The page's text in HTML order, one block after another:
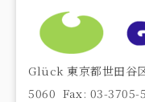
Glück 東京都世田谷
5060 Fax: 03-3705-